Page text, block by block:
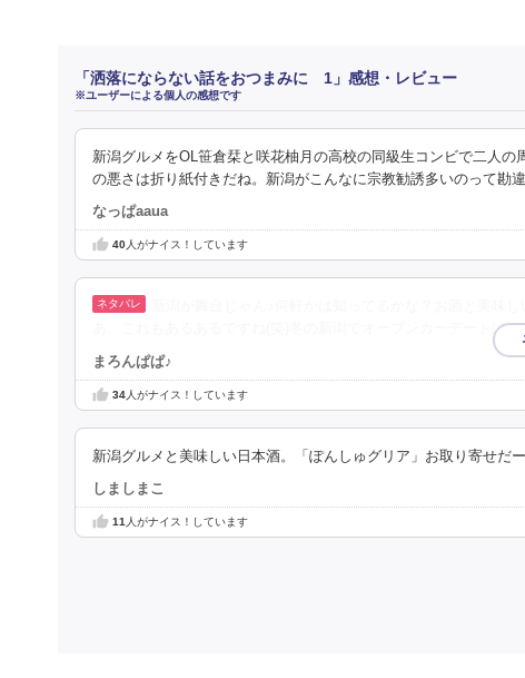
「洒落にならない話をおつまみに 1」感想・レビュー
※ユーザーによる個人の感想です
新潟グルメをOL笹倉栞と咲花柚月の高校の同級生コンビで二人
の悪さは折り紙付きだね。新潟がこんなに宗教勧誘多いのって勘
なっぱaaua
40人がナイス！しています
あ、これもあるあるですね(笑)冬の新潟でオープンカーデートは
まろんぱぱ♪
34人がナイス！しています
新潟グルメと美味しい日本酒。「ぽんしゅグリア」お取り寄せだー
しましまこ
11人がナイス！しています